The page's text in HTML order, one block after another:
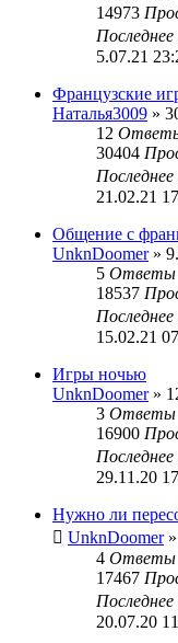
14973
5.07.21
Французские
Наталья3009 »
12
30404
21.02.21
Общение с
UnknDoomer»
5 Ответы
18537
15.02.21
Игры ночью
UnknDoomer»
3 Ответы
16900
29.11.20
Нужно ли
UnknDoomer»
4 Ответы
17467
20.07.20